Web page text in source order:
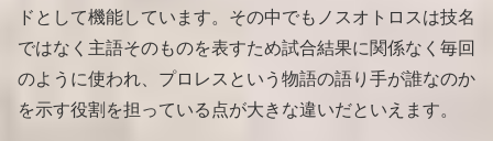
ドとして機能しています。その中でもノスオトロスは技名
ではなく主語そのものを表すため試合結果に関係なく毎回
のように使われ、プロレスという物語の語り手が誰なのか
を示す役割を担っている点が大きな違いだといえます。